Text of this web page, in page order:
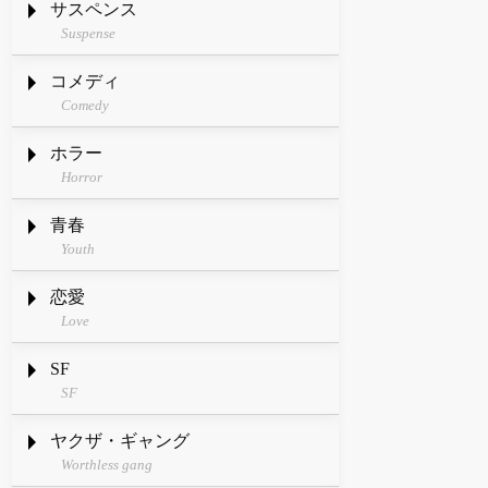
サスペンス
Suspense
コメディ
Comedy
ホラー
Horror
青春
Youth
恋愛
Love
SF
SF
ヤクザ・ギャング
Worthless gang